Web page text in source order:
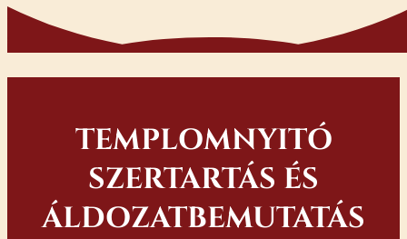
TEMPLOMNYITÓ
SZERTARTÁS ÉS
ÁLDOZATBEMUTATÁS